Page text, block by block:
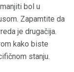
bol u
Zapamtite da
je drugačija.
kako biste
stanju.